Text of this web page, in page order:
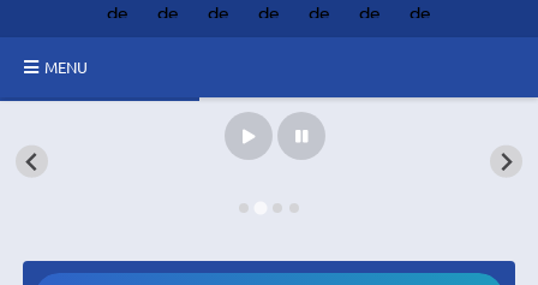
MENU
Estrutura
Galeria de Fotos